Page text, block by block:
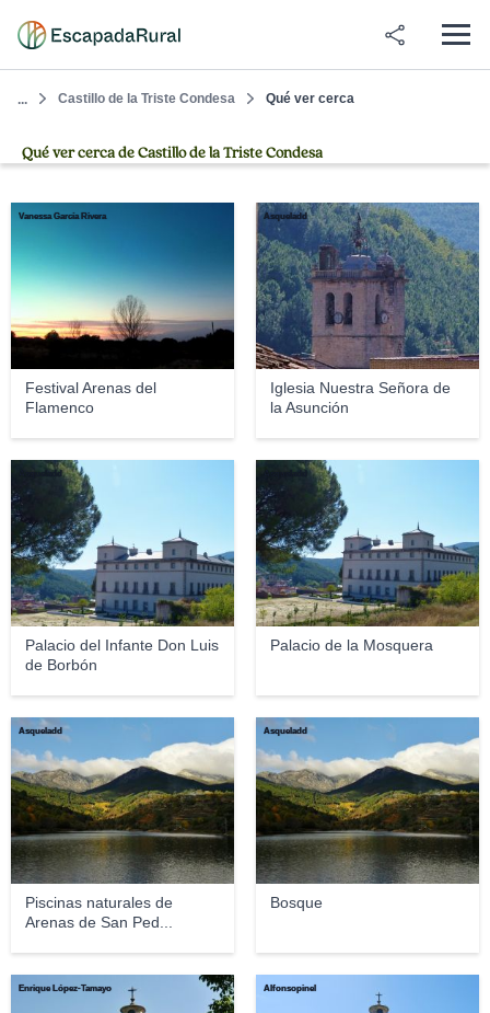
... Castillo de la Triste Condesa Qué ver cerca
Qué ver cerca de Castillo de la Triste Condesa
Festival Arenas del
Flamenco
Vanessa García Rivera
Iglesia Nuestra Señora de
la Asunción
Asqueladd
Palacio del Infante Don Luis
de Borbón
Asqueladd
Palacio de la Mosquera
Asqueladd
Piscinas naturales de
Arenas de San Ped...
Asqueladd
Bosque
Asqueladd
Enrique López-Tamayo Alfonsopinel